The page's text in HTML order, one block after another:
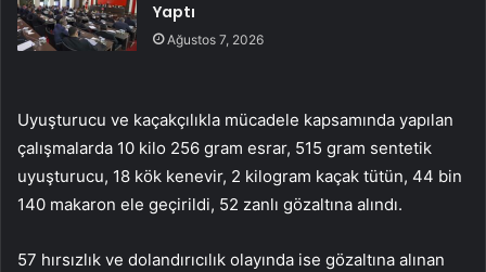
Yaptı
Ağustos 7, 2026
Uyuşturucu ve kaçakçılıkla mücadele kapsamında yapılan
çalışmalarda 10 kilo 256 gram esrar, 515 gram sentetik
uyuşturucu, 18 kök kenevir, 2 kilogram kaçak tütün, 44 bin
140 makaron ele geçirildi, 52 zanlı gözaltına alındı.
57 hırsızlık ve dolandırıcılık olayında ise gözaltına alınan